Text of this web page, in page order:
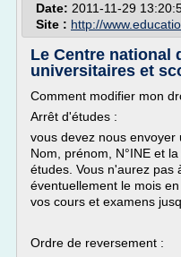
Date: 2011-11-29
Site : http://
Le Centre national
universitaires et
Comment modifier mon
Arrêt d'études :
vous devez nous
Nom, prénom, N°INE et
études. Vous n'aurez pas
éventuellement le mois
vos cours et examens
Ordre de reversement :